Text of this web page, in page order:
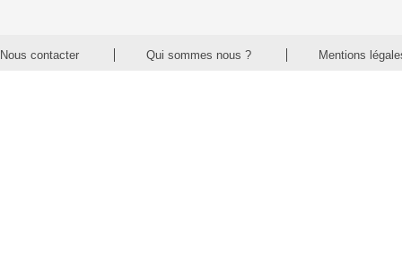
Nous contacter Qui sommes nous ? Mentions